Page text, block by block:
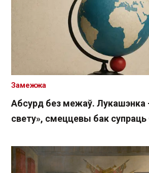
Абсурд без межаў. Лукашэнка
свету», смеццевы бак
Замежжа